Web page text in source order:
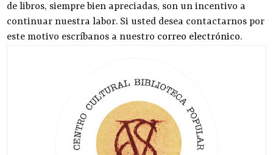
de libros, siempre bien apreciadas, son un incentivo a
continuar nuestra labor. Si usted desea contactarnos por
este motivo escríbanos a nuestro correo electrónico.